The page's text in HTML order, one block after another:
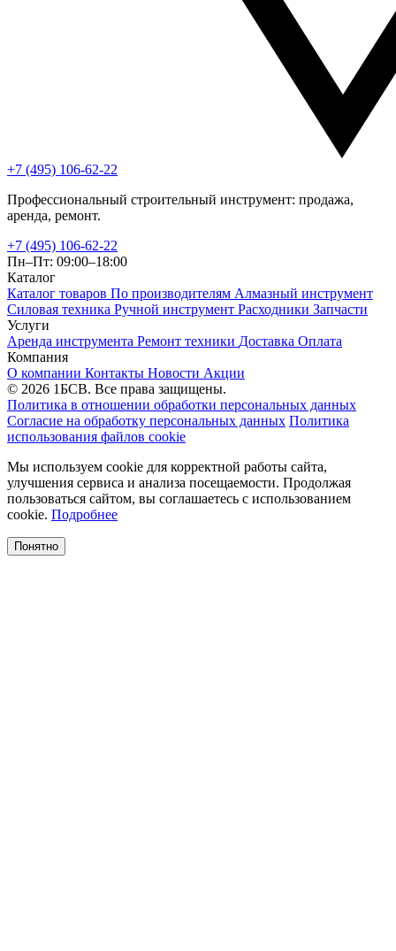
+7 (495) 106-62-22
Профессиональный строительный инструмент: продажа,
аренда, ремонт.
+7 (495) 106-62-22
Пн–Пт: 09:00–18:00
Каталог
Каталог товаров По производителям Алмазный инструмент
Силовая техника Ручной инструмент Расходники Запчасти
Услуги
Аренда инструмента Ремонт техники Доставка Оплата
Компания
О компании Контакты Новости Акции
© 2026 1БСВ. Все права защищены.
Политика в отношении обработки персональных данных
Согласие на обработку персональных данных Политика
использования файлов cookie
Мы используем cookie для корректной работы сайта,
улучшения сервиса и анализа посещаемости. Продолжая
пользоваться сайтом, вы соглашаетесь с использованием
cookie. Подробнее
Понятно